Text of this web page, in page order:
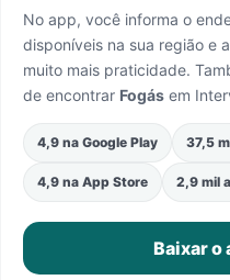
No app, você informa o
disponíveis na sua região e
muito mais praticidade.
de encontrar Fogás em
4,9 na Google Play 37,5
4,9 na App Store 2,9 mil
Baixar o